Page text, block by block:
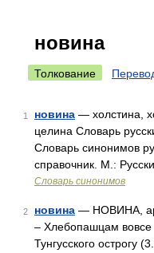
новина
Толкование
1 новина — холстина,
целина Словарь
Словарь синонимов
справочник. М.:
Словарь синонимов
2 новина — НОВИНА,
– Хлебопашцам вовсе
Тунгусского острогу